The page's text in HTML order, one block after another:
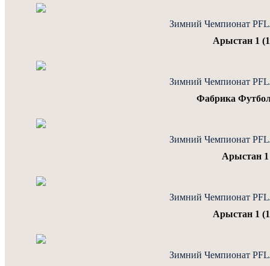
Зимний Чемпионат
Арыстан 1
Зимний Чемпионат
Фабрика
Зимний Чемпионат
Арыстан 1
Зимний Чемпионат
Арыстан 1
Зимний Чемпионат